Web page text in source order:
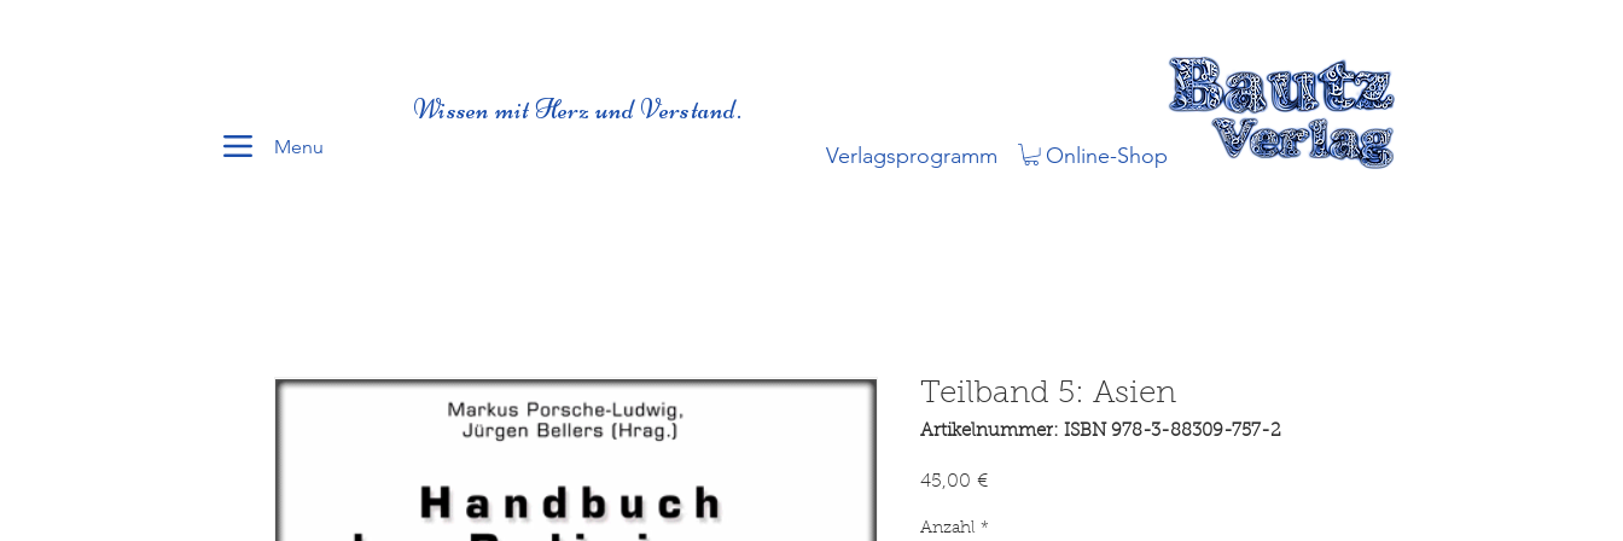
Menu
Wissen mit Herz und Verstand.
Verlagsprogramm Online-Shop
Teilband 5: Asien
Artikelnummer: ISBN 978-3-88309-757-2
45,00 €Preis
Anzahl *